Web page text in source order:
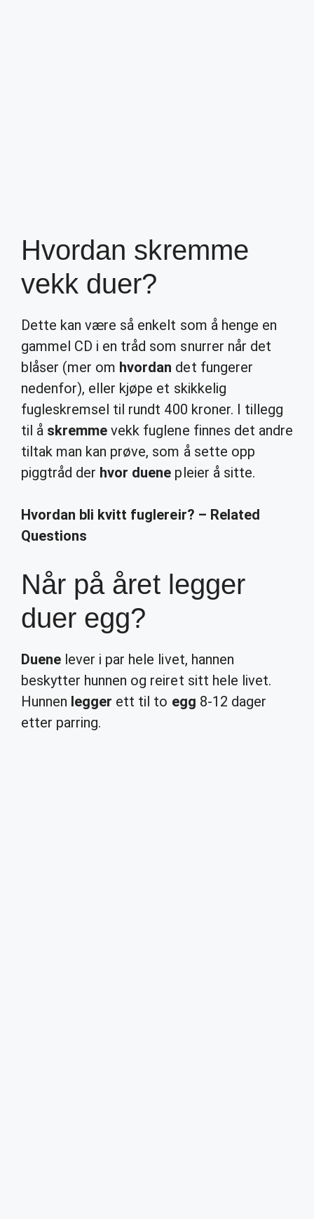
Hvordan skremme
vekk duer?
Dette kan være så enkelt som å henge en
gammel CD i en tråd som snurrer når det
blåser (mer om hvordan det fungerer
nedenfor), eller kjøpe et skikkelig
fugleskremsel til rundt 400 kroner. I tillegg
til å skremme vekk fuglene finnes det andre
tiltak man kan prøve, som å sette opp
piggtråd der hvor duene pleier å sitte.
Hvordan bli kvitt fuglereir? – Related
Questions
Når på året legger
duer egg?
Duene lever i par hele livet, hannen
beskytter hunnen og reiret sitt hele livet.
Hunnen legger ett til to egg 8-12 dager
etter parring.